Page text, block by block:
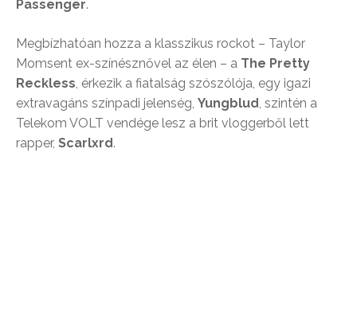
Passenger.
Megbízhatóan hozza a klasszikus rockot – Taylor
Momsent ex-színésznővel az élen – a The Pretty
Reckless, érkezik a fiatalság szószólója, egy igazi
extravagáns színpadi jelenség, Yungblud, szintén a
Telekom VOLT vendége lesz a brit vloggerből lett
rapper, Scarlxrd.